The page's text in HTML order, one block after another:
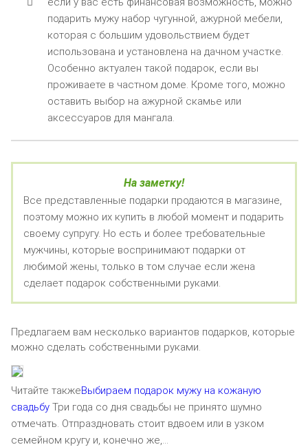
подарить мужу набор чугунной, ажурной мебели,
которая с большим удовольствием будет
использована и установлена на дачном участке.
Особенно актуален такой подарок, если вы
проживаете в частном доме. Кроме того, можно
оставить выбор на ажурной скамье или
аксессуаров для мангала.
На заметку!
Все представленные подарки продаются в магазине,
поэтому можно их купить в любой момент и подарить
своему супругу. Но есть и более требовательные
мужчины, которые воспринимают подарки от
любимой жены, только в том случае если жена
сделает подарок собственными руками.
Предлагаем вам несколько вариантов подарков, которые
можно сделать собственными руками.
Читайте такжеВыбираем подарок мужу на кожаную
свадьбу Три года со дня свадьбы не принято шумно
отмечать. Отпраздновать стоит вдвоем или в узком
семейном кругу и, конечно же,…